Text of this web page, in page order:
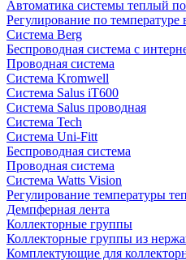
Автоматика системы теплый
Регулирование по температуре
Система Berg
Беспроводная система с
Проводная система
Система Kromwell
Система Salus iT600
Система Salus проводная
Система Tech
Система Uni-Fitt
Беспроводная система
Проводная система
Система Watts Vision
Регулирование температуры
Демпферная лента
Коллекторные группы
Коллекторные группы из
Комплектующие для